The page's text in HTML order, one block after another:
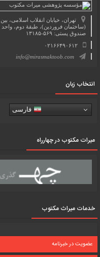
صندوق پستی: ۵۶۹-۱۳۱۸۵
۰۲۱۶۶۴۹۰۶۱۲
info@mirasmaktoob.com
انتخاب زبان
فارسی
میرات مکتوب در چهارراه
خدمات میراث مکتوب
عضویت در خبرنامه